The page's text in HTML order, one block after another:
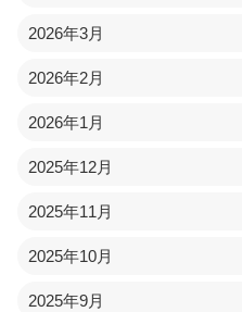
2026年3月
2026年2月
2026年1月
2025年12月
2025年11月
2025年10月
2025年9月